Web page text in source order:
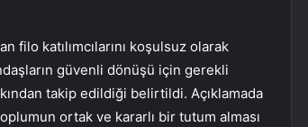
filo katılımcılarını koşulsuz olarak
güvenli dönüşü için gerekli
takip edildiği belirtildi. Açıklamada
ortak ve kararlı bir tutum alması